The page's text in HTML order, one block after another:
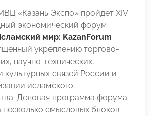
«Казань Экспо» пройдет ХIV
экономический форум
мир: KazanForum
укреплению торгово-
научно-технических,
культурных связей России и
исламского
Деловая программа форума
несколько смысловых блоков —